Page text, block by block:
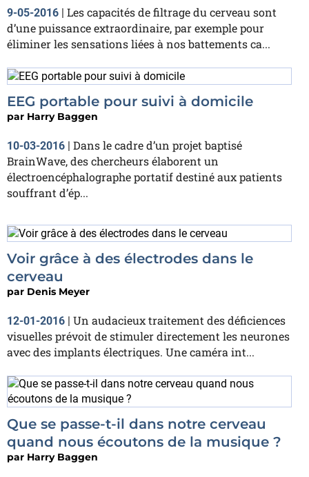
9-05-2016 | Les capacités de filtrage du cerveau sont
d’une puissance extraordinaire, par exemple pour
éliminer les sensations liées à nos battements ca...
EEG portable pour suivi à domicile
par Harry Baggen
10-03-2016 | Dans le cadre d’un projet baptisé
BrainWave, des chercheurs élaborent un
électroencéphalographe portatif destiné aux patients
souffrant d’ép...
Voir grâce à des électrodes dans le
cerveau
par Denis Meyer
12-01-2016 | Un audacieux traitement des déficiences
visuelles prévoit de stimuler directement les neurones
avec des implants électriques. Une caméra int...
Que se passe-t-il dans notre cerveau
quand nous écoutons de la musique ?
par Harry Baggen